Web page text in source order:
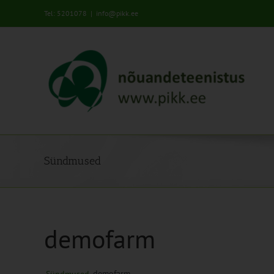
Tel: 5201078 | info@pikk.ee
Sündmused
demofarm